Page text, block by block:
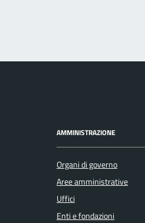
AMMINISTRAZIONE
Organi di governo
Aree amministrative
Uffici
Enti e fondazioni